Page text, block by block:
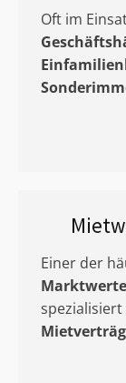
Oft im
Einer der